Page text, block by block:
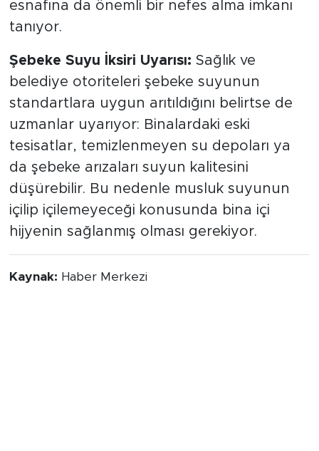
esnafına da önemli bir nefes alma imkanı
tanıyor.
Şebeke Suyu İksiri Uyarısı: Sağlık ve
belediye otoriteleri şebeke suyunun
standartlara uygun arıtıldığını belirtse de
uzmanlar uyarıyor: Binalardaki eski
tesisatlar, temizlenmeyen su depoları ya
da şebeke arızaları suyun kalitesini
düşürebilir. Bu nedenle musluk suyunun
içilip içilemeyeceği konusunda bina içi
hijyenin sağlanmış olması gerekiyor.
Kaynak: Haber Merkezi